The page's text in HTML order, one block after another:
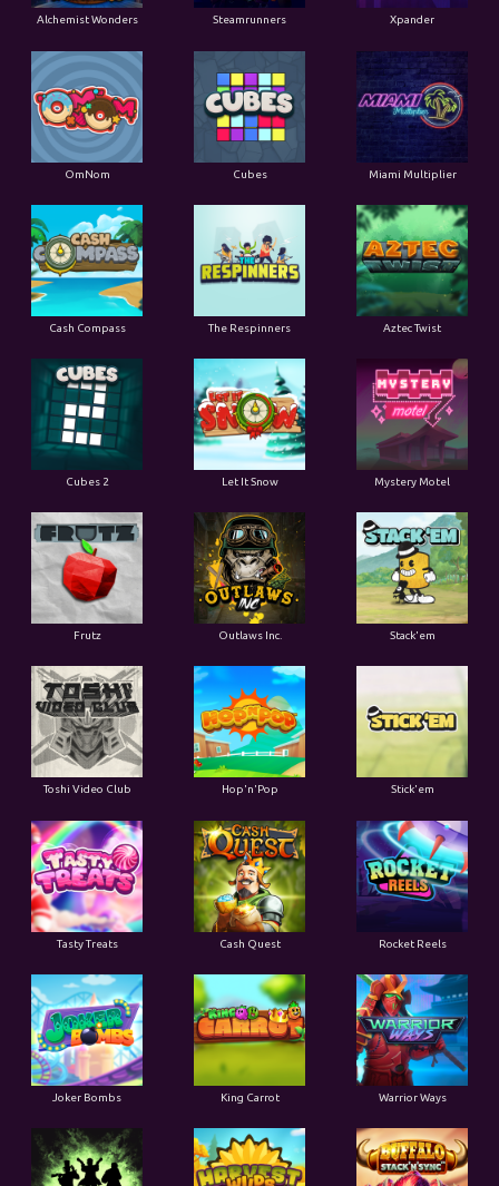
Alchemist Wonders Steamrunners Xpander
OmNom Cubes Miami Multiplier
Cash Compass The Respinners Aztec Twist
Cubes 2 Let It Snow Mystery Motel
Frutz Outlaws Inc. Stack'em
Toshi Video Club Hop'n'Pop Stick'em
Tasty Treats Cash Quest Rocket Reels
Joker Bombs King Carrot Warrior Ways